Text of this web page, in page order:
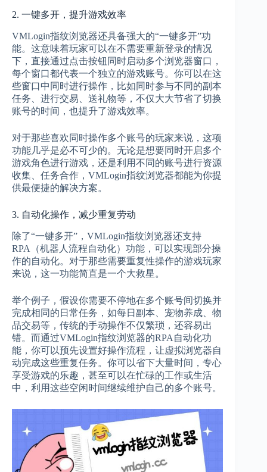
2. 一键多开，提升游戏效率
VMLogin指纹浏览器还具备强大的“一键多开”功
能。这意味着玩家可以在不需要重新登录的情况
下，直接通过点击按钮同时启动多个浏览器窗口，
每个窗口都代表一个独立的游戏账号。你可以在这
些窗口中同时进行操作，比如同时参与不同的副本
任务、进行交易、送礼物等，不仅大大节省了切换
账号的时间，也提升了游戏效率。
对于那些喜欢同时操作多个账号的玩家来说，这项
功能几乎是必不可少的。无论是想要同时开启多个
游戏角色进行游戏，还是利用不同的账号进行资源
收集、任务合作，VMLogin指纹浏览器都能为你提
供最便捷的解决方案。
3. 自动化操作，减少重复劳动
除了“一键多开”，VMLogin指纹浏览器还支持
RPA（机器人流程自动化）功能，可以实现部分操
作的自动化。对于那些需要重复性操作的游戏玩家
来说，这一功能简直是一个大救星。
举个例子，假设你需要不停地在多个账号间切换并
完成相同的日常任务，如每日副本、宠物养成、物
品交易等，传统的手动操作不仅繁琐，还容易出
错。而通过VMLogin指纹浏览器的RPA自动化功
能，你可以预先设置好操作流程，让虚拟浏览器自
动完成这些重复任务。你可以省下大量时间，专心
享受游戏的乐趣，甚至可以在忙碌的工作或生活
中，利用这些空闲时间继续维护自己的多个账号。